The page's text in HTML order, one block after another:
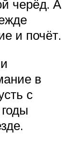
черёд. А
и почёт.
в
с